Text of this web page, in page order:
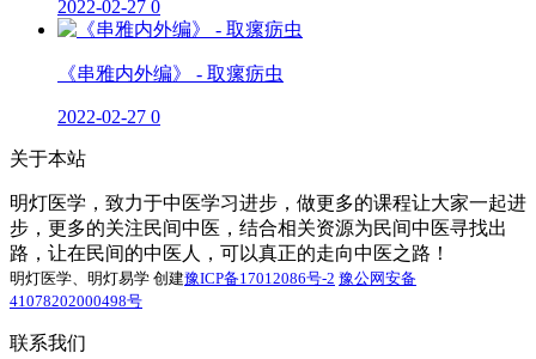
2022-02-27 0
《串雅内外编》 - 取瘰疬虫
2022-02-27 0
关于本站
明灯医学，致力于中医学习进步，做更多的课程让大家一起进
步，更多的关注民间中医，结合相关资源为民间中医寻找出
路，让在民间的中医人，可以真正的走向中医之路！
明灯医学、明灯易学 创建豫ICP备17012086号-2 豫公网安备
41078202000498号
联系我们